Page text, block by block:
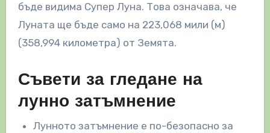
бъде видима Супер Луна. Това означава, че
Луната ще бъде само на 223,068 мили (м)
(358,994 километра) от Земята.
Съвети за гледане на
лунно затъмнение
Лунното затъмнение е по-безопасно за